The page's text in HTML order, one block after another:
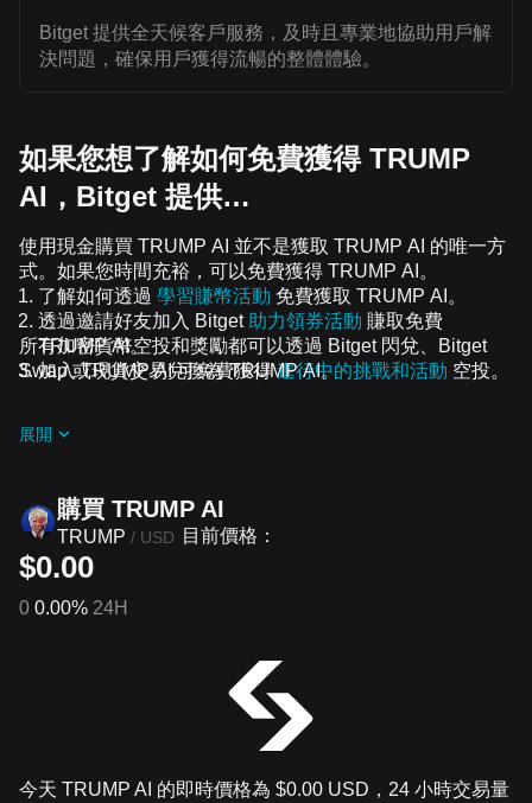
Bitget 提供全天候客戶服務，及時且專業地協助用戶解
決問題，確保用戶獲得流暢的整體體驗。
如果您想了解如何免費獲得 TRUMP
AI，Bitget 提供…
使用現金購買 TRUMP AI 並不是獲取 TRUMP AI 的唯一方
式。如果您時間充裕，可以免費獲得 TRUMP AI。
了解如何透過 學習賺幣活動 免費獲取 TRUMP AI。
透過邀請好友加入 Bitget 助力領券活動 賺取免費
TRUMP AI。
加入 TRUMP AI 可免費獲得進行中的挑戰和活動 空投。
所有加密貨幣空投和獎勵都可以透過 Bitget 閃兌、Bitget
Swap 或現貨交易兌換為 TRUMP AI。
展開
購買 TRUMP AI
TRUMP / USD 目前價格：
$0.00
0 0.00% 24H
今天 TRUMP AI 的即時價格為 $0.00 USD，24 小時交易量